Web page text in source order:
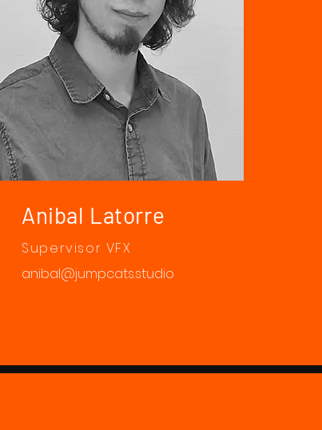
Anibal Latorre
Supervisor VFX
anibal@jumpcats.studio